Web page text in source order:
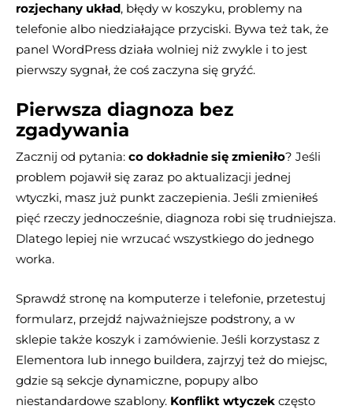
rozjechany układ, błędy w koszyku, problemy na
telefonie albo niedziałające przyciski. Bywa też tak, że
panel WordPress działa wolniej niż zwykle i to jest
pierwszy sygnał, że coś zaczyna się gryźć.
Pierwsza diagnoza bez
zgadywania
Zacznij od pytania: co dokładnie się zmieniło? Jeśli
problem pojawił się zaraz po aktualizacji jednej
wtyczki, masz już punkt zaczepienia. Jeśli zmieniłeś
pięć rzeczy jednocześnie, diagnoza robi się trudniejsza.
Dlatego lepiej nie wrzucać wszystkiego do jednego
worka.
Sprawdź stronę na komputerze i telefonie, przetestuj
formularz, przejdź najważniejsze podstrony, a w
sklepie także koszyk i zamówienie. Jeśli korzystasz z
Elementora lub innego buildera, zajrzyj też do miejsc,
gdzie są sekcje dynamiczne, popupy albo
niestandardowe szablony. Konflikt wtyczek często